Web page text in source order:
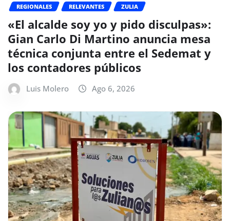
REGIONALES RELEVANTES ZULIA
«El alcalde soy yo y pido disculpas»:
Gian Carlo Di Martino anuncia mesa
técnica conjunta entre el Sedemat y
los contadores públicos
Luis Molero Ago 6, 2026